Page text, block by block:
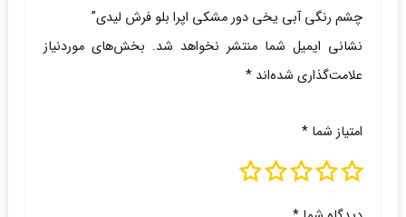
چشم رنگی آبی یخی دور مشکی اپرا بلو فرش لیدی”
نشانی ایمیل شما منتشر نخواهد شد. بخش‌های موردنیاز
علامت‌گذاری شده‌اند *
امتیاز شما *